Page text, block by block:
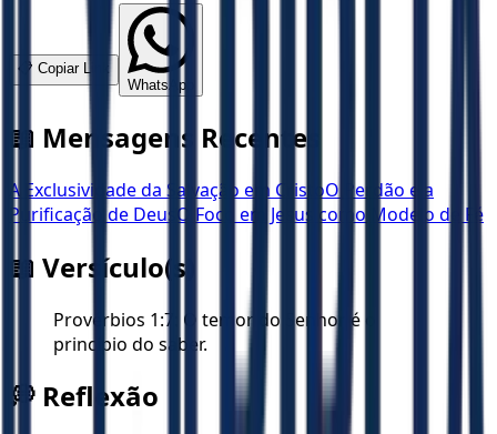
📋 Copiar Link
WhatsApp
📖 Mensagens Recentes
A Exclusividade da Salvação em CristoO Perdão e a
Purificação de Deus O Foco em Jesus como Modelo de Fé
📖 Versículo(s)
Provérbios 1:7: O temor do Senhor é o
princípio do saber.
💭 Reflexão